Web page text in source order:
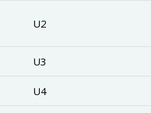
U2
U3
U4